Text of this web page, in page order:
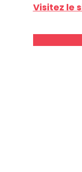
Visitez le